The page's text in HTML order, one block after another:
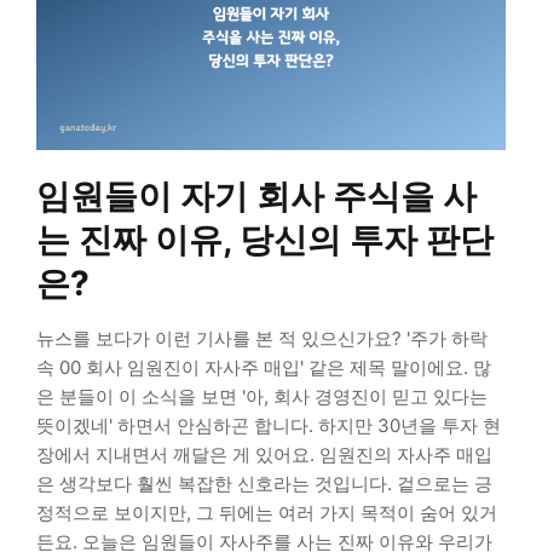
임원들이 자기 회사 주식을 사
는 진짜 이유, 당신의 투자 판단
은?
뉴스를 보다가 이런 기사를 본 적 있으신가요? '주가 하락
속 00 회사 임원진이 자사주 매입' 같은 제목 말이에요. 많
은 분들이 이 소식을 보면 '아, 회사 경영진이 믿고 있다는
뜻이겠네' 하면서 안심하곤 합니다. 하지만 30년을 투자 현
장에서 지내면서 깨달은 게 있어요. 임원진의 자사주 매입
은 생각보다 훨씬 복잡한 신호라는 것입니다. 겉으로는 긍
정적으로 보이지만, 그 뒤에는 여러 가지 목적이 숨어 있거
든요. 오늘은 임원들이 자사주를 사는 진짜 이유와 우리가